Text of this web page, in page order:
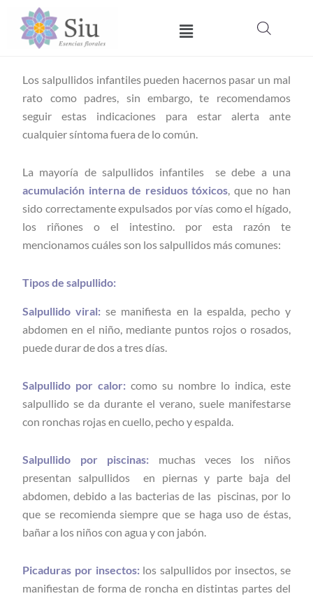
contenido
Menú
Los salpullidos infantiles pueden hacernos pasar un mal
rato como padres, sin embargo, te recomendamos
seguir estas indicaciones para estar alerta ante
cualquier síntoma fuera de lo común.
La mayoría de salpullidos infantiles se debe a una
acumulación interna de residuos tóxicos, que no han
sido correctamente expulsados por vías como el hígado,
los riñones o el intestino. por esta razón te
mencionamos cuáles son los salpullidos más comunes:
Tipos de salpullido:
Salpullido viral: se manifiesta en la espalda, pecho y
abdomen en el niño, mediante puntos rojos o rosados,
puede durar de dos a tres días.
Salpullido por calor:como su nombre lo indica, este
salpullido se da durante el verano, suele manifestarse
con ronchas rojas en cuello, pecho y espalda.
Salpullido por piscinas: muchas veces los niños
presentan salpullidos en piernas y parte baja del
abdomen, debido a las bacterias de las piscinas, por lo
que se recomienda siempre que se haga uso de éstas,
bañar a los niños con agua y con jabón.
Picaduras por insectos: los salpullidos por insectos, se
manifiestan de forma de roncha en distintas partes del